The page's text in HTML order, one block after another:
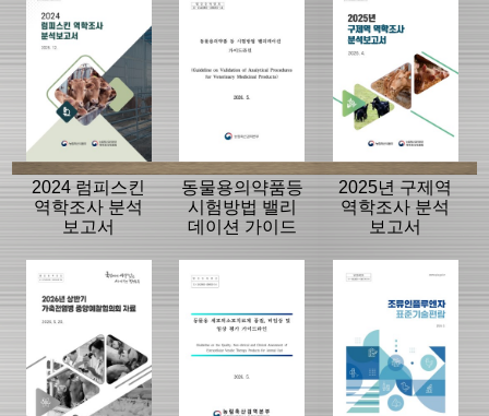
2024 럼피스킨
역학조사 분석
보고서
동물용의약품등
시험방법 밸리
데이션 가이드
2025년 구제역
역학조사 분석
보고서